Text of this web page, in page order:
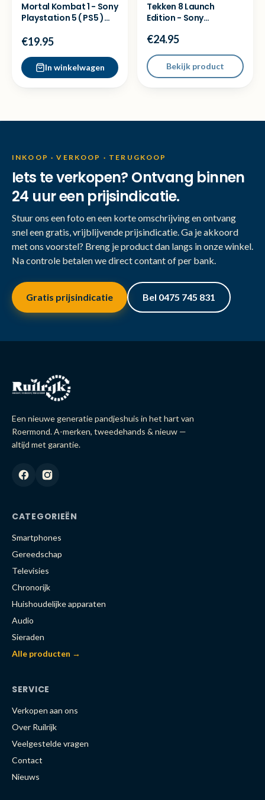
Mortal Kombat 1 - Sony
Playstation 5 ( PS5 )
€19.95
In winkelwagen
Tekken 8 Launch
Edition - Sony
Game
€24.95
Bekijk product
INKOOP · VERKOOP · TERUGKOOP
Iets te verkopen? Ontvang binnen
24 uur een prijsindicatie.
Stuur ons een foto en een korte omschrijving en ontvang
snel een gratis, vrijblijvende prijsindicatie. Ga je akkoord
met ons voorstel? Breng je product dan langs in onze winkel.
Na controle betalen we direct contant of per bank.
Gratis prijsindicatie Bel 0475 745 831
Een nieuwe generatie pandjeshuis in het hart van
Roermond. A-merken, tweedehands & nieuw —
altijd met garantie.
CATEGORIEËN
Smartphones
Gereedschap
Televisies
Chronorijk
Huishoudelijke apparaten
Audio
Sieraden
Alle producten →
SERVICE
Verkopen aan ons
Over Ruilrijk
Veelgestelde vragen
Contact
Nieuws